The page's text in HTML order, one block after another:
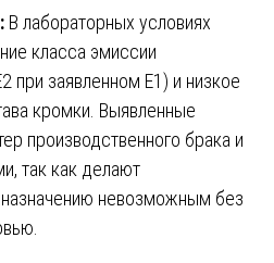
В лабораторных условиях
класса эмиссии
при заявленном Е1) и низкое
кромки. Выявленные
производственного брака и
так как делают
назначению невозможным без